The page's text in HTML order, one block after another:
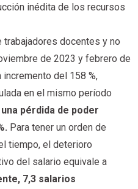
inédita de los recursos
docentes y no
de 2023 y febrero de
del 158 %,
en el mismo período
una pérdida de poder
Para tener un orden de
tiempo, el deterioro
del salario equivale a
7,3 salarios